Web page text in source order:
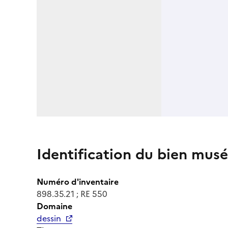
Identification du bien
Numéro d'inventaire
898.35.21 ; RE 550
Domaine
dessin